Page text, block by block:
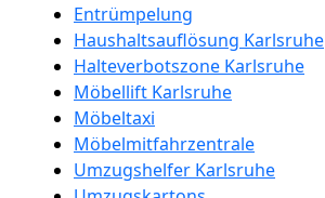
Entrümpelung
Haushaltsauflösung Karlsruhe
Halteverbotszone Karlsruhe
Möbellift Karlsruhe
Möbeltaxi
Möbelmitfahrzentrale
Umzugshelfer Karlsruhe